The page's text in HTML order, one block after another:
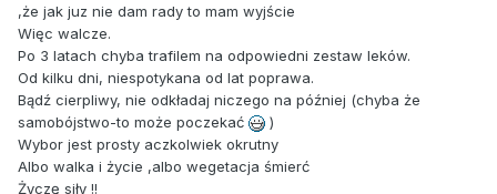
,że jak juz nie dam rady to mam wyjście
Więc walcze.
Po 3 latach chyba trafilem na odpowiedni zestaw leków.
Od kilku dni, niespotykana od lat poprawa.
Bądź cierpliwy, nie odkładaj niczego na później (chyba że
samobójstwo-to może poczekać
)
Wybor jest prosty aczkolwiek okrutny
Albo walka i życie ,albo wegetacja śmierć
Życzę siły !!